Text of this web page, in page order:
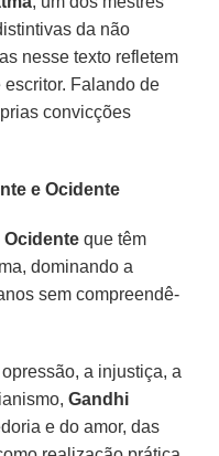
da não
nesse texto refletem
Falando de
convicções
e Ocidente
Ocidente que têm
dominando a
sem compreendê-
a injustiça, a
Gandhi
e do amor, das